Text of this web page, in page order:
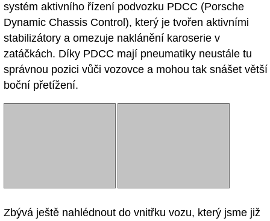
systém aktivního řízení podvozku PDCC (Porsche
Dynamic Chassis Control), který je tvořen aktivními
stabilizátory a omezuje naklánění karoserie v
zatáčkách. Díky PDCC mají pneumatiky neustále tu
správnou pozici vůči vozovce a mohou tak snášet větší
boční přetížení.
Zbývá ještě nahlédnout do vnitřku vozu, který jsme již